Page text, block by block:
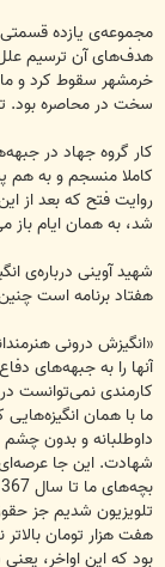
مجموعه‌ی یازده
هدف‌های آن ترسیم
خرمشهر سقوط كرد و
سخت در محاصره بود.
كار گروه جهاد در
كاملا منسجم و به هم
روایت فتح كه بعد از
شد، به همان ایام باز
شهید آوینی درباره‌ی
هفتاد برنامه است
«انگیزش درونی
آنها را به جبهه‌های
كارمندی نمی‌توانست
ما با همان انگیزه‌هایی
داوطلبانه و بدون
شهادت. این جا
تلویزیون شدیم جز
هفت هزار تومان